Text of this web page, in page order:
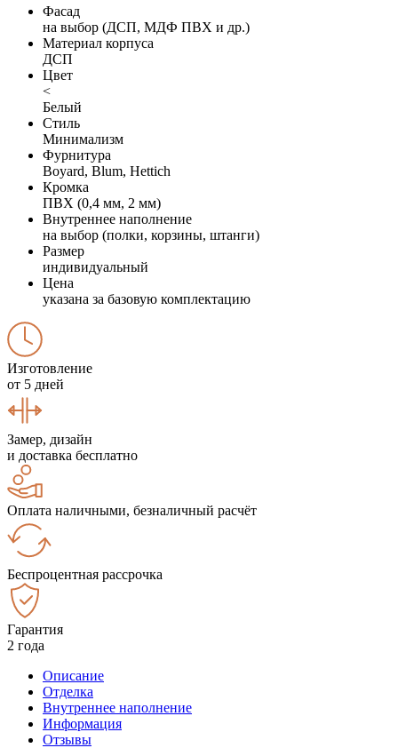
Фасад
на выбор (ДСП, МДФ ПВХ и др.)
Материал корпуса
ДСП
Цвет
<
Белый
Стиль
Минимализм
Фурнитура
Boyard, Blum, Hettich
Кромка
ПВХ (0,4 мм, 2 мм)
Внутреннее наполнение
на выбор (полки, корзины, штанги)
Размер
индивидуальный
Цена
указана за базовую комплектацию
Изготовление
от 5 дней
Замер, дизайн
и доставка бесплатно
Оплата наличными, безналичный расчёт
Беспроцентная рассрочка
Гарантия
2 года
Описание
Отделка
Внутреннее наполнение
Информация
Отзывы